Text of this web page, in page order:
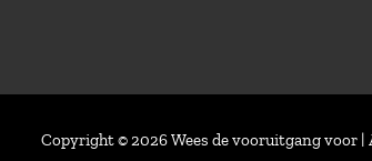
Copyright © 2026 Wees de vooruitgang voor |